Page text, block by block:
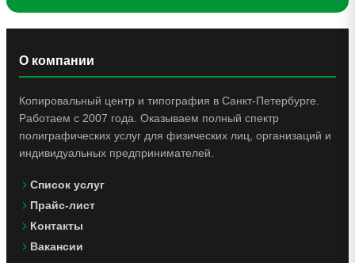
О компании
Копировальный центр и типография в Санкт-Петербурге.
Работаем с 2007 года. Оказываем полный спектр
полиграфических услуг для физических лиц, организаций и
индивидуальных предпринимателей.
Список услуг
Прайс-лист
Контакты
Вакансии